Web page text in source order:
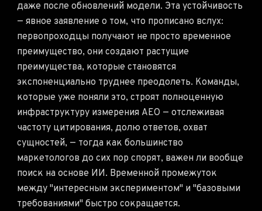
даже после обновлений модели. Эта устойчивость
— явное заявление о том, что прописано вслух:
первопроходцы получают не просто временное
преимущество, они создают растущие
преимущества, которые становятся
экспоненциально труднее преодолеть. Команды,
которые уже поняли это, строят полноценную
инфраструктуру измерения AEO — отслеживая
частоту цитирования, долю ответов, охват
сущностей, — тогда как большинство
маркетологов до сих пор спорят, важен ли вообще
поиск на основе ИИ. Временной промежуток
между "интересным экспериментом" и "базовыми
требованиями" быстро сокращается.